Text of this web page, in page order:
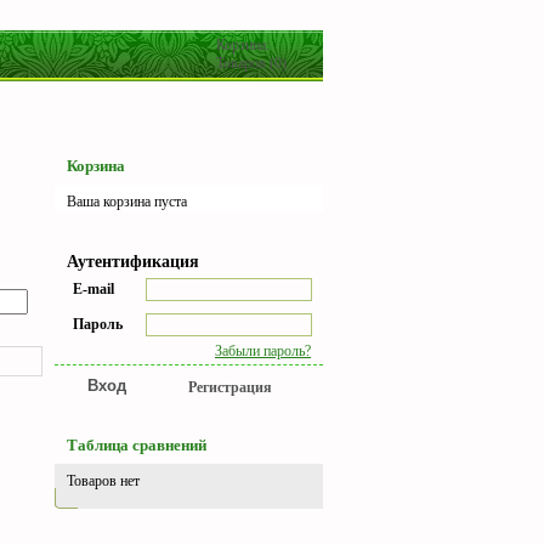
Корзина:
Товаров (0)
Корзина
Ваша корзина пуста
Аутентификация
E-mail
Пароль
Забыли пароль?
Регистрация
Таблица сравнений
Товаров нет